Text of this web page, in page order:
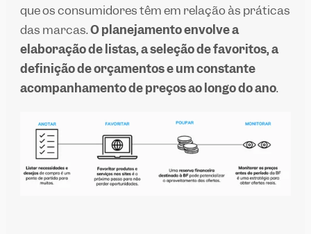
que os consumidores têm em relação às práticas
das marcas.O planejamento envolve a
elaboração de listas, a seleção de favoritos, a
definição de orçamentos e um constante
acompanhamento de preços ao longo do ano.